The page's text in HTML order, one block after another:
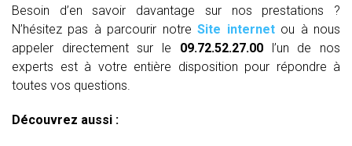
Besoin d’en savoir davantage sur nos prestations ?
N’hésitez pas à parcourir notreSite internet ou à nous
appeler directement sur le 09.72.52.27.00l’un de nos
experts est à votre entière disposition pour répondre à
toutes vos questions.
Découvrez aussi :